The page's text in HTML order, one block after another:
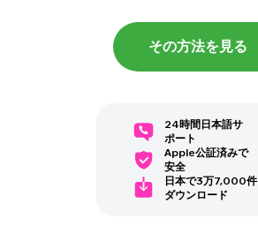
その方法を見る
24時間日本語サ
ポート
Apple公証済みで
安全
日本で3万7,000件
ダウンロード